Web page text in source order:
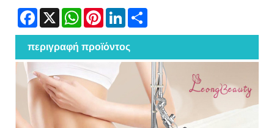
Facebook
X WhatsAppPinterestLinkedIn
περιγραφή προϊόντος